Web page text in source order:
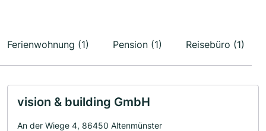
Ferienwohnung (1) Pension (1) Reisebüro (1)
vision & building GmbH
An der Wiege 4, 86450 Altenmünster